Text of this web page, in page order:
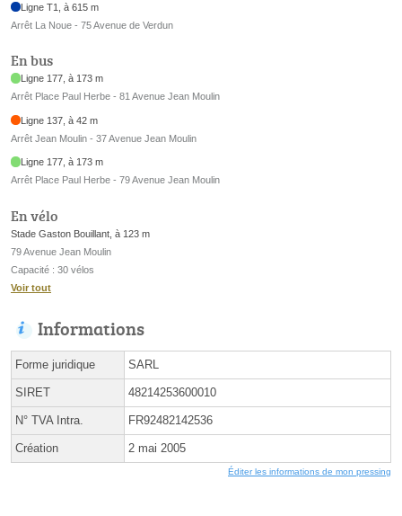
Ligne T1, à 615 m
Arrêt La Noue - 75 Avenue de Verdun
En bus
Ligne 177, à 173 m
Arrêt Place Paul Herbe - 81 Avenue Jean Moulin
Ligne 137, à 42 m
Arrêt Jean Moulin - 37 Avenue Jean Moulin
Ligne 177, à 173 m
Arrêt Place Paul Herbe - 79 Avenue Jean Moulin
En vélo
Stade Gaston Bouillant, à 123 m
79 Avenue Jean Moulin
Capacité : 30 vélos
Voir tout
Informations
Forme juridique SARL
SIRET 48214253600010
N° TVA Intra. FR92482142536
Création 2 mai 2005
Éditer les informations de mon pressing